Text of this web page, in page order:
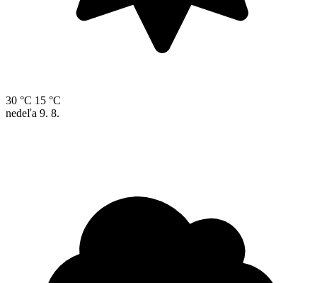
30 °C 15 °C
nedeľa 9. 8.